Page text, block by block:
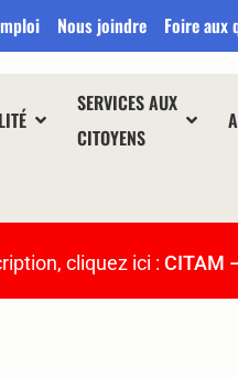
Nous joindre Foire aux
SERVICES AUX
CITOYENS
cliquez ici : CITAM